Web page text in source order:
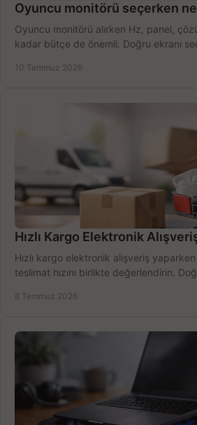
Oyuncu monitörü seçerken ne
Oyuncu monitörü alırken Hz, panel,
kadar bütçe de önemli. Doğru ekranı
10 Temmuz 2026
Hızlı Kargo Elektronik
Hızlı kargo elektronik alışveriş
teslimat hızını birlikte değerlendirin.
8 Temmuz 2026